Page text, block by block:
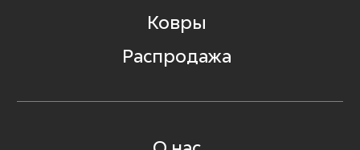
Ковры
Распродажа